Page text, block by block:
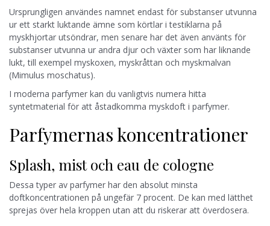
Ursprungligen användes namnet endast för substanser utvunna
ur ett starkt luktande ämne som körtlar i testiklarna på
myskhjortar utsöndrar, men senare har det även använts för
substanser utvunna ur andra djur och växter som har liknande
lukt, till exempel myskoxen, myskråttan och myskmalvan
(Mimulus moschatus).
I moderna parfymer kan du vanligtvis numera hitta
syntetmaterial för att åstadkomma myskdoft i parfymer.
Parfymernas koncentrationer
Splash, mist och eau de cologne
Dessa typer av parfymer har den absolut minsta
doftkoncentrationen på ungefär 7 procent. De kan med lätthet
sprejas över hela kroppen utan att du riskerar att överdosera.